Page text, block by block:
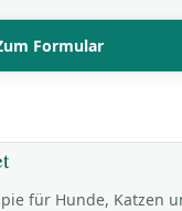
Formular
für Hunde, Katzen